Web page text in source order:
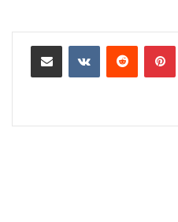
بينتيريست